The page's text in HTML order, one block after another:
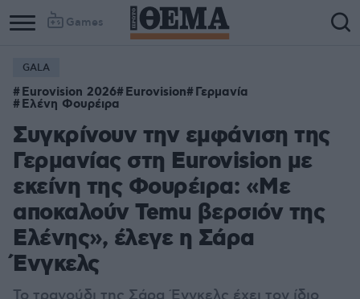
Games
GALA
Eurovision 2026 Eurovision Γερμανία
Ελένη Φουρέιρα
Συγκρίνουν την εμφάνιση της
Γερμανίας στη Eurovision με
εκείνη της Φουρέιρα: «Με
αποκαλούν Temu βερσιόν της
Ελένης», έλεγε η Σάρα
Ένγκελς